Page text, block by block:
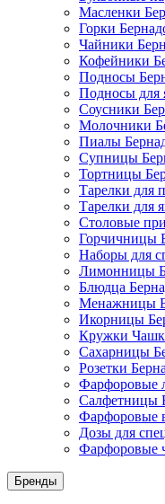
Масленки
Горки
Чайники
Кофейники
Подносы
Подносы для
Соусники
Молочники
Пиалы
Супницы
Тортницы
Тарелки для
Тарелки для
Столовые
Горчичницы
Наборы для
Лимонницы
Блюдца
Менажницы
Икорницы
Кружки
Сахарницы
Розетки
Фарфоровые
Салфетницы
Фарфоровые
Дозы для
Фарфоровые
Бренды